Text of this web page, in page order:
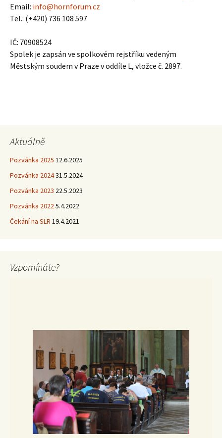
Email: info@hornforum.cz
Tel.: (+420) 736 108 597
IČ: 70908524
Spolek je zapsán ve spolkovém rejstříku vedeným
Městským soudem v Praze v oddíle L, vložce č. 2897.
Aktuálně
Pozvánka 2025 12.6.2025
Pozvánka 202431.5.2024
Pozvánka 2023 22.5.2023
Pozvánka 20225.4.2022
Čekání na SLR 19.4.2021
Vzpomínáte?